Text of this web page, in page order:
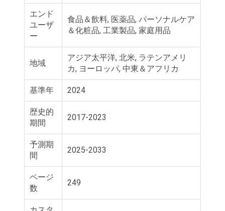
エンド
ユーザ
ー
食品＆飲料, 医薬品, パーソナルケア
＆化粧品, 工業製品, 家庭用品
地域
アジア太平洋, 北米, ラテンアメリ
カ, ヨーロッパ, 中東＆アフリカ
基準年 2024
歴史的
期間
2017-2023
予測期
間
2025-2033
ページ
数
249